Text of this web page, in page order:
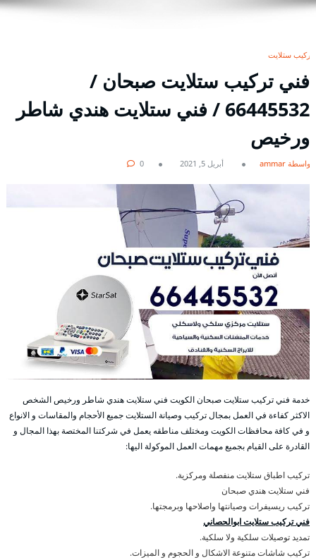
تركيب ستلايت
فني تركيب ستلايت صبحان /
66445532 / فني ستلايت هندي شاطر
ورخيص
بواسطة ammar أبريل 5, 2021 0
خدمة فني تركيب ستلايت صبحان الكويت فني ستلايت هندي شاطر ورخيص الشخص
الاكثر كفاءة في العمل بمجال تركيب وصيانة الستلايت جميع الأحجام والمقاسات و الانواع
و في كافة محافظات الكويت ومختلف مناطقه يعمل في شركتنا المختصة بهذا المجال و
القادرة على القيام بجميع مهمات العمل الموكولة اليها:
تركيب اطباق ستلايت منفصلة ومركزية.
فني ستلايت هندي صبحان
تركيب ريسيفرات وصيانتها واصلاحها وبرمجتها.
فني تركيب ستلايت ابوالحصاني
تمديد توصيلات سلكية ولا سلكية.
تركيب شاشات متنوعة الاشكال و الحجوم و الميزات.